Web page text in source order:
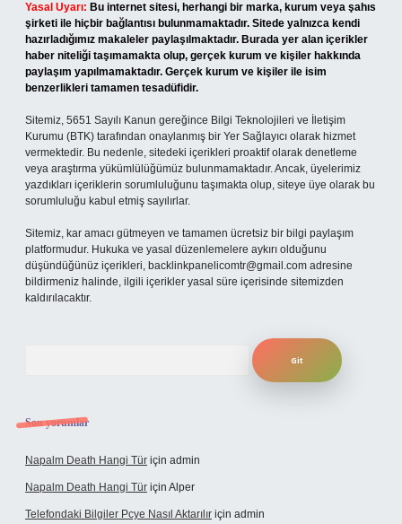
Yasal Uyarı: Bu internet sitesi, herhangi bir marka, kurum veya şahıs
şirketi ile hiçbir bağlantısı bulunmamaktadır. Sitede yalnızca kendi
hazırladığımız makaleler paylaşılmaktadır. Burada yer alan içerikler
haber niteliği taşımamakta olup, gerçek kurum ve kişiler hakkında
paylaşım yapılmamaktadır. Gerçek kurum ve kişiler ile isim
benzerlikleri tamamen tesadüfidir.
Sitemiz, 5651 Sayılı Kanun gereğince Bilgi Teknolojileri ve İletişim
Kurumu (BTK) tarafından onaylanmış bir Yer Sağlayıcı olarak hizmet
vermektedir. Bu nedenle, sitedeki içerikleri proaktif olarak denetleme
veya araştırma yükümlülüğümüz bulunmamaktadır. Ancak, üyelerimiz
yazdıkları içeriklerin sorumluluğunu taşımakta olup, siteye üye olarak bu
sorumluluğu kabul etmiş sayılırlar.
Sitemiz, kar amacı gütmeyen ve tamamen ücretsiz bir bilgi paylaşım
platformudur. Hukuka ve yasal düzenlemelere aykırı olduğunu
düşündüğünüz içerikleri, backlinkpanelicomtr@gmail.com adresine
bildirmeniz halinde, ilgili içerikler yasal süre içerisinde sitemizden
kaldırılacaktır.
Son yorumlar
Napalm Death Hangi Tür için admin
Napalm Death Hangi Tür için Alper
Telefondaki Bilgiler Pcye Nasıl Aktarılır için admin